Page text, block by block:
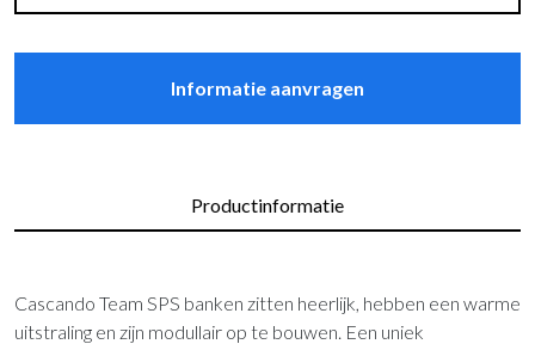
Informatie aanvragen
Productinformatie
Cascando Team SPS banken zitten heerlijk, hebben een warme
uitstraling en zijn modullair op te bouwen. Een uniek